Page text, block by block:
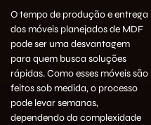
O tempo de produção e entrega
dos móveis planejados de MDF
pode ser uma desvantagem
para quem busca soluções
rápidas. Como esses móveis são
feitos sob medida, o processo
pode levar semanas,
dependendo da complexidade